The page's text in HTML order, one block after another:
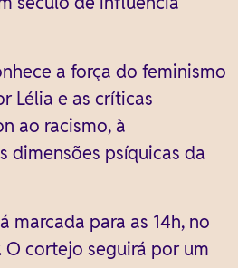
a força do feminismo
Lélia e as críticas
ao racismo, à
dimensões psíquicas da
marcada para as 14h, no
O cortejo seguirá por um